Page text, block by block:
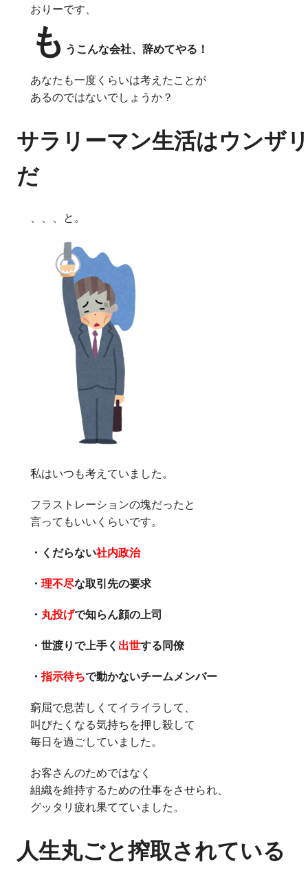
おりーです、
も うこんな会社、辞めてやる！
あなたも一度くらいは考えたことが
あるのではないでしょうか？
サラリーマン生活はウンザ
だ
、、、と。
私はいつも考えていました。
フラストレーションの塊だったと
言ってもいいくらいです。
・くだらない社内政治
・ 理不尽な取引先の要求
・ 丸投げで知らん顔の上司
・世渡りで上手く 出世する同僚
・指示待ちで動かないチームメンバー
窮屈で息苦しくてイライラして、
叫びたくなる気持ちを押し殺して
毎日を過ごしていました。
お客さんのためではなく
組織を維持するための仕事をさせられ、
グッタリ疲れ果てていました。
人生丸ごと搾取されている